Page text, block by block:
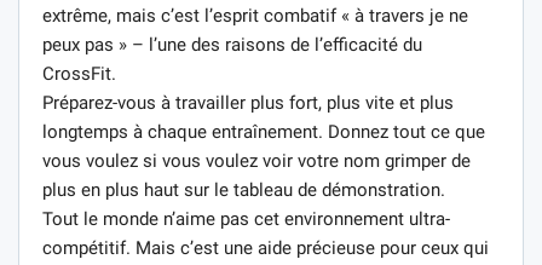
extrême, mais c’est l’esprit combatif « à travers je ne
peux pas » – l’une des raisons de l’efficacité du
CrossFit.
Préparez-vous à travailler plus fort, plus vite et plus
longtemps à chaque entraînement. Donnez tout ce que
vous voulez si vous voulez voir votre nom grimper de
plus en plus haut sur le tableau de démonstration.
Tout le monde n’aime pas cet environnement ultra-
compétitif. Mais c’est une aide précieuse pour ceux qui